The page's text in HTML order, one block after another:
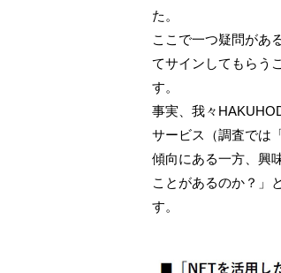
た。
ここで一つ疑問があ
てサインしてもらう
す。
事実、我々
サービス（調査では
傾向にある一方、興
ことがあるのか？」
す。